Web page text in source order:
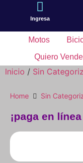
Ingresa
Motos
Quiero
Inicio / Sin
Home Sin
¡paga en